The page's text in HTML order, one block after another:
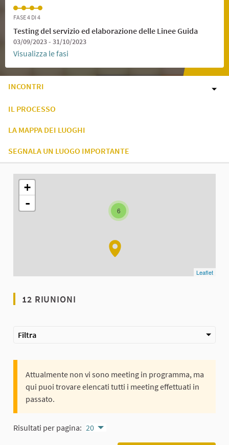
FASE 4 DI 4
Testing del servizio ed elaborazione delle Linee Guida
03/09/2023 - 31/10/2023
Visualizza le fasi
INCONTRI
IL PROCESSO
LA MAPPA DEI LUOGHI
SEGNALA UN LUOGO IMPORTANTE
L'elemento seguente è una mappa che presenta gli
6
+
-
Leaflet
12 RIUNIONI
Filtra
Attualmente non vi sono meeting in programma, ma
qui puoi trovare elencati tutti i meeting effettuati in
passato.
Risultati per pagina: 20